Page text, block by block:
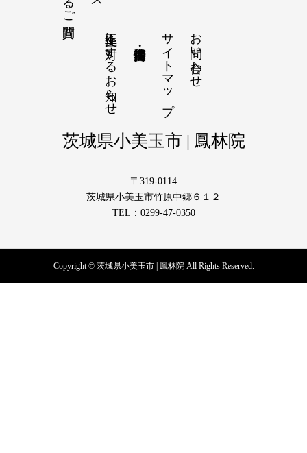
お問い合わせ
サイトマップ
不正注文に対するお知らせ
茨城県小美玉市 | 鳳林院
〒319-0114
茨城県小美玉市竹原中郷６１２
TEL：0299-47-0350
Copyright © 茨城県小美玉市 | 鳳林院 All Rights Reserved.